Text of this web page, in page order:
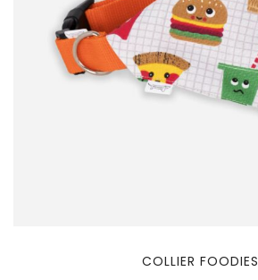
COLLIER FOODIES